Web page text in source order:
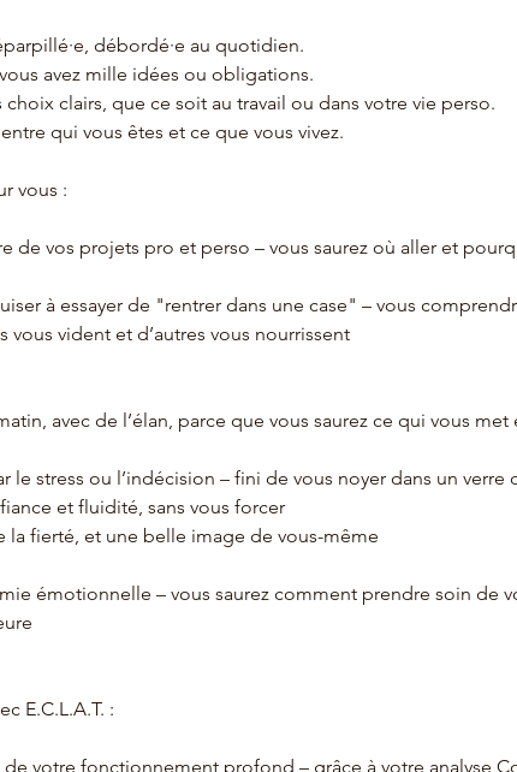
débordé·e au quotidien.
avez mille idées ou obligations.
choix clairs, que ce soit au travail ou dans votre vie perso.
qui vous êtes et ce que vous vivez.
vous :
de vos projets pro et perso – vous saurez où aller et
à essayer de "rentrer dans une case" – vous
vident et d’autres vous nourrissent
avec de l’élan, parce que vous saurez ce qui vous
le stress ou l’indécision – fini de vous noyer dans un verre
et fluidité, sans vous forcer
la fierté, et une belle image de vous-même
émotionnelle – vous saurez comment prendre soin de
E.C.L.A.T. :
votre fonctionnement profond – grâce à votre analyse